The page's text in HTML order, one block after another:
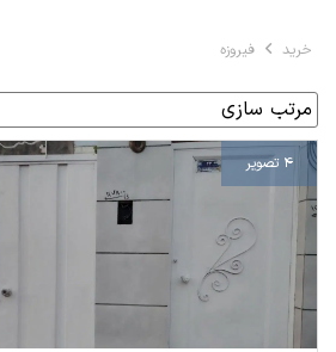
خرید فیروزه
4 تصویر